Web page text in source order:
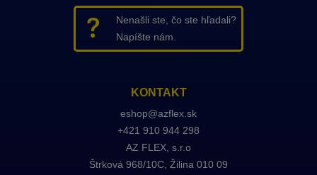
Nenašli ste, čo ste hľadali?
Napíšte nám.
KONTAKT
eshop@azflex.sk
+421 910 944 298
AZ FLEX , s.r.o
Štrková 968/10C, Žilina 010 09